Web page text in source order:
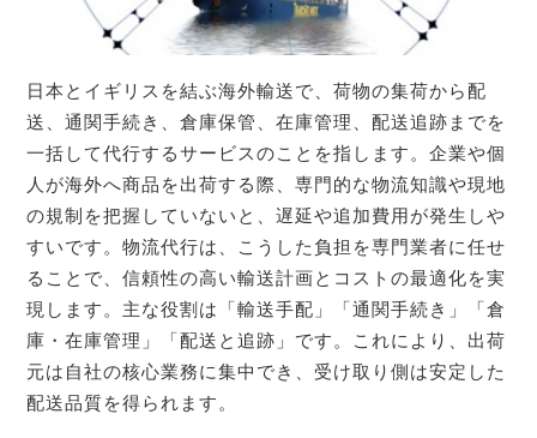
日本とイギリスを結ぶ海外輸送で、荷物の集荷から配
送、通関手続き、倉庫保管、在庫管理、配送追跡までを
一括して代行するサービスのことを指します。企業や個
人が海外へ商品を出荷する際、専門的な物流知識や現地
の規制を把握していないと、遅延や追加費用が発生しや
すいです。物流代行は、こうした負担を専門業者に任せ
ることで、信頼性の高い輸送計画とコストの最適化を実
現します。主な役割は「輸送手配」「通関手続き」「倉
庫・在庫管理」「配送と追跡」です。これにより、出荷
元は自社の核心業務に集中でき、受け取り側は安定した
配送品質を得られます。